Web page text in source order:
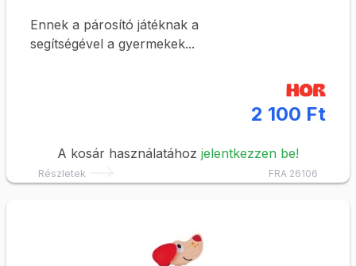
Ennek a párosító játéknak a
segítségével a gyermekek...
2 100 Ft
A kosár használatához jelentkezzen be!
Részletek FRA 26106